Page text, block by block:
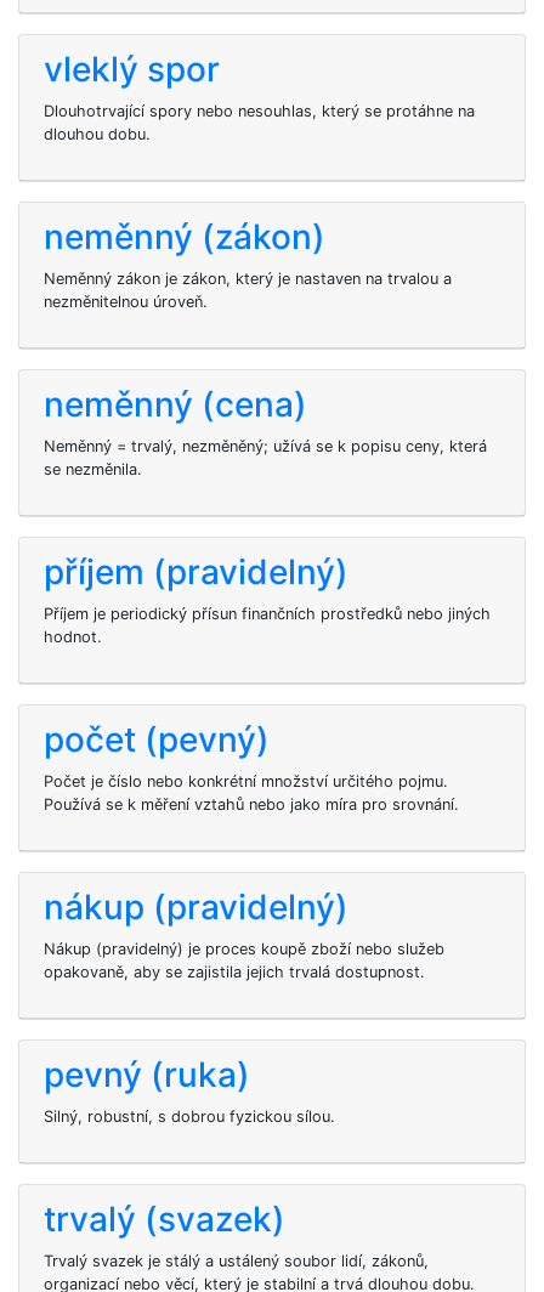
vleklý spor
Dlouhotrvající spory nebo nesouhlas, který se protáhne na
dlouhou dobu.
neměnný (zákon)
Neměnný zákon je zákon, který je nastaven na trvalou a
nezměnitelnou úroveň.
neměnný (cena)
Neměnný = trvalý, nezměněný; užívá se k popisu ceny, která
se nezměnila.
příjem (pravidelný)
Příjem je periodický přísun finančních prostředků nebo jiných
hodnot.
počet (pevný)
Počet je číslo nebo konkrétní množství určitého pojmu.
Používá se k měření vztahů nebo jako míra pro srovnání.
nákup (pravidelný)
Nákup (pravidelný) je proces koupě zboží nebo služeb
opakovaně, aby se zajistila jejich trvalá dostupnost.
pevný (ruka)
Silný, robustní, s dobrou fyzickou sílou.
trvalý (svazek)
Trvalý svazek je stálý a ustálený soubor lidí, zákonů,
organizací nebo věcí, který je stabilní a trvá dlouhou dobu.